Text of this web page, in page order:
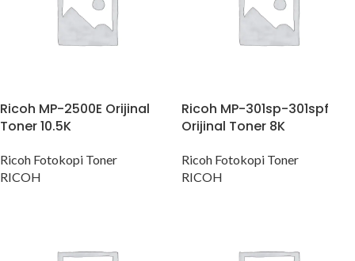
Ricoh MP-2500E Orijinal
Toner 10.5K
Ricoh Fotokopi Toner
RICOH
Ricoh MP-301sp-301spf
Orijinal Toner 8K
Ricoh Fotokopi Toner
RICOH